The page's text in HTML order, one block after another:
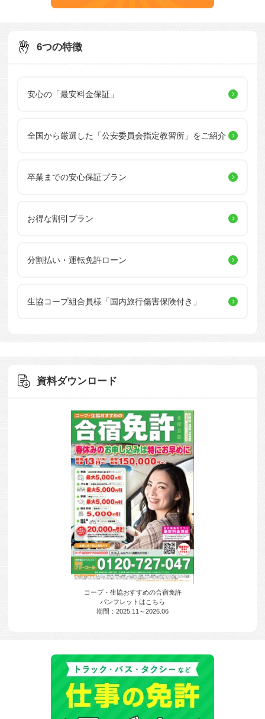
6つの特徴
安心の「最安料金保証」
全国から厳選した 「公安委員会指定教習所」をご紹介
卒業までの安心保証プラン
お得な割引プラン
分割払い・運転免許ローン
生協コープ組合員様 「国内旅行傷害保険付き」
資料ダウンロード
コープ・生協おすすめの合宿免許
パンフレットはこちら
期間：2025.11～2026.06